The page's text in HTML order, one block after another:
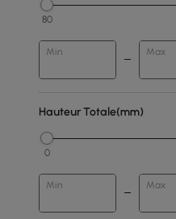
80
Min Max
Hauteur Totale(mm)
0
Min Max